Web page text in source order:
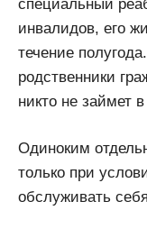
специальный
инвалидов, его
течение
родственники
никто не займет
Одиноким
только при
обслуживать